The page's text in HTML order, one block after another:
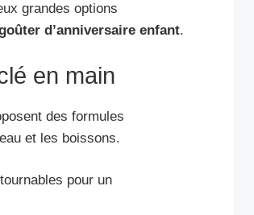
grandes options
d’anniversaire enfant.
en main
des formules
et les boissons.
pour un